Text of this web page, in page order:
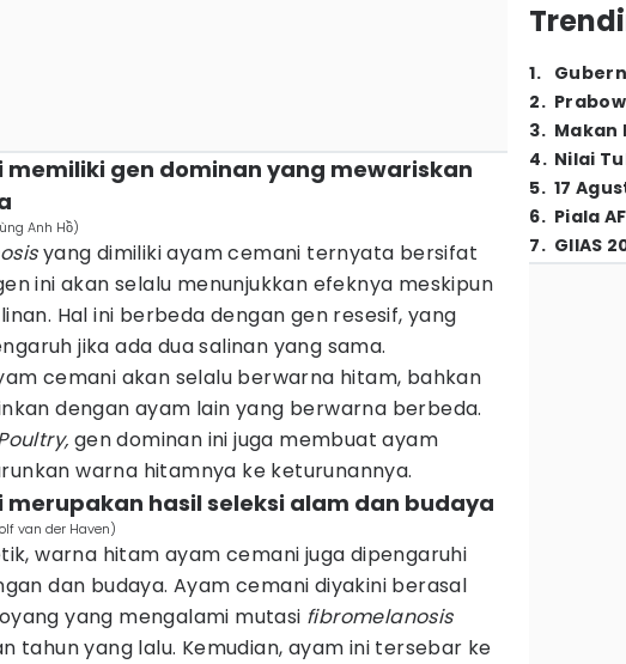
memiliki gen dominan yang mewariskan
Anh Hồ)
yang dimiliki ayam cemani ternyata bersifat
ini akan selalu menunjukkan efeknya meskipun
Hal ini berbeda dengan gen resesif, yang
jika ada dua salinan yang sama.
cemani akan selalu berwarna hitam, bahkan
dengan ayam lain yang berwarna berbeda.
gen dominan ini juga membuat ayam
warna hitamnya ke keturunannya.
merupakan hasil seleksi alam dan budaya
van der Haven)
warna hitam ayam cemani juga dipengaruhi
dan budaya. Ayam cemani diyakini berasal
yang mengalami mutasi fibromelanosis
tahun yang lalu. Kemudian, ayam ini tersebar ke
1.
2.
3. Makan
4. Nilai
5. 17
6. Piala
7. GIIAS